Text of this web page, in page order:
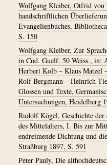
Wolfgang Kleiber, Otfrid von
handschriftlichen
Evangelienbuches,
S. 150
Wolfgang Kleiber, Zur
in Cod. Guelf. 50 Weiss., in:
Herbert Kolb – Klaus Matzel
Rolf Bergmann – Heinrich
Glossen und Texte,
Untersuchungen, Heidelberg
Rudolf Kögel, Geschichte
des Mittelalters, I. Bis zur
endreimende Dichtung und
Straßburg 1897, S. 591
Peter Pauly, Die